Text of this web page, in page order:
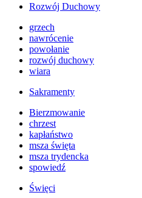
Rozwój Duchowy
grzech
nawrócenie
powołanie
rozwój duchowy
wiara
Sakramenty
Bierzmowanie
chrzest
kapłaństwo
msza święta
msza trydencka
spowiedź
Święci